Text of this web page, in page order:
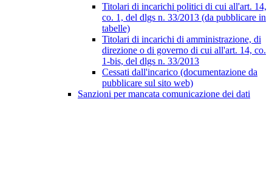
Titolari di incarichi politici di cui all'art. 14,
co. 1, del dlgs n. 33/2013 (da pubblicare in
tabelle)
Titolari di incarichi di amministrazione, di
direzione o di governo di cui all'art. 14, co.
1-bis, del dlgs n. 33/2013
Cessati dall'incarico (documentazione da
pubblicare sul sito web)
Sanzioni per mancata comunicazione dei dati